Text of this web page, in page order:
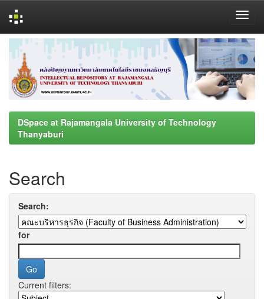
navigation
DSpace at Rajamangala University of Technology
Thanyaburi
Search
Search:
for
Current filters: